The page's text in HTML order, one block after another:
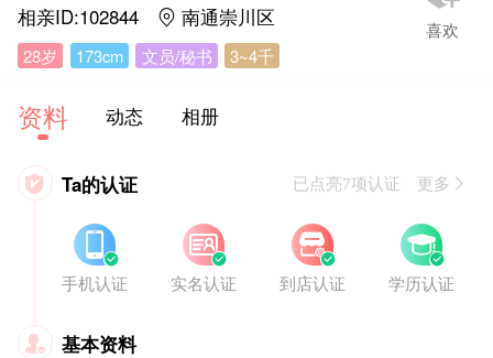
相亲ID:102844  南通崇川区
28岁 173cm 文员/秘书 3~4千
资料 动态 相册
 Ta的认证 已点亮7项认证 更多


手机认证


实名认证


到店认证


学历认证
 基本资料